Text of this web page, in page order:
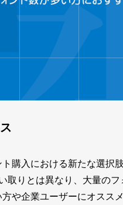
購入における新たな選択肢
りとは異なり、大量の
や企業ユーザーにオスス